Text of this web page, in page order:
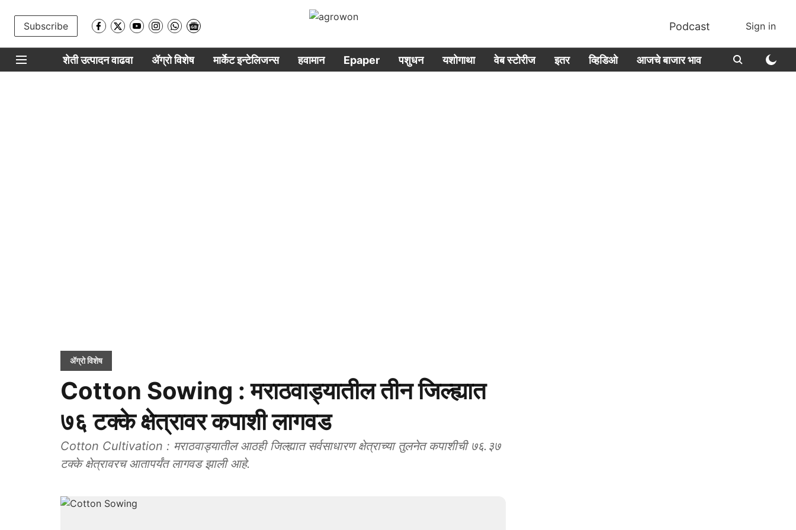
Subscribe Podcast Sign in
शेती उत्पादन वाढवा ॲग्रो विशेष मार्केट इन्टेलिजन्स हवामान Epaper पशुधन यशोगाथा वेब स्टोरीज इतर व्हिडिओ आजचे बाजार भाव
ॲग्रो विशेष
Cotton Sowing : मराठवाड्यातील तीन जिल्ह्यात
७६ टक्के क्षेत्रावर कपाशी लागवड
Cotton Cultivation : मराठवाड्यातील आठही जिल्ह्यात सर्वसाधारण क्षेत्राच्या तुलनेत कपाशीची ७६.३७
टक्के क्षेत्रावरच आतापर्यंत लागवड झाली आहे.